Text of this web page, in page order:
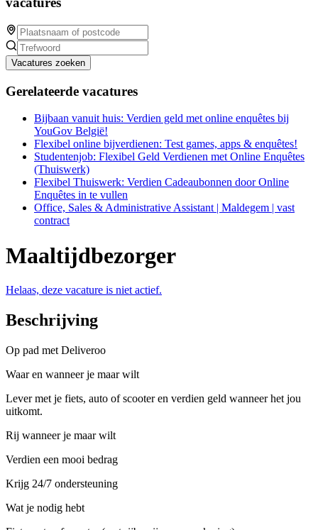
Vacatures zoeken
Gerelateerde vacatures
Bijbaan vanuit huis: Verdien geld met online enquêtes bij
YouGov België!
Flexibel online bijverdienen: Test games, apps & enquêtes!
Studentenjob: Flexibel Geld Verdienen met Online Enquêtes
(Thuiswerk)
Flexibel Thuiswerk: Verdien Cadeaubonnen door Online
Enquêtes in te vullen
Office, Sales & Administrative Assistant | Maldegem | vast
contract
Maaltijdbezorger
Helaas, deze vacature is niet actief.
Beschrijving
Op pad met Deliveroo
Waar en wanneer je maar wilt
Lever met je fiets, auto of scooter en verdien geld wanneer het jou
uitkomt.
Rij wanneer je maar wilt
Verdien een mooi bedrag
Krijg 24/7 ondersteuning
Wat je nodig hebt